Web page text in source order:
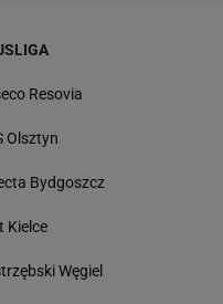
Resovia
Olsztyn
Bydgoszcz
Kielce
Węgiel